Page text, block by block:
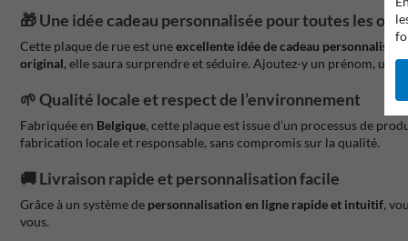
🎁 Une idée cadeau personnalisée pour toutes les
Cette plaque de rue est uneexcellente idée de cadeau personnalisé .
original, elle saura surprendre et séduire. Ajoutez-y un prénom,
🌱 Qualité locale et respect de l’environnement
Fabriquée en Belgique, cette plaque est issue d’un processus de
fabrication locale et responsable, sans compromis sur la qualité.
🚚 Livraison rapide et personnalisation facile
Grâce à un système de personnalisation en ligne rapide et intuitif,
vous.